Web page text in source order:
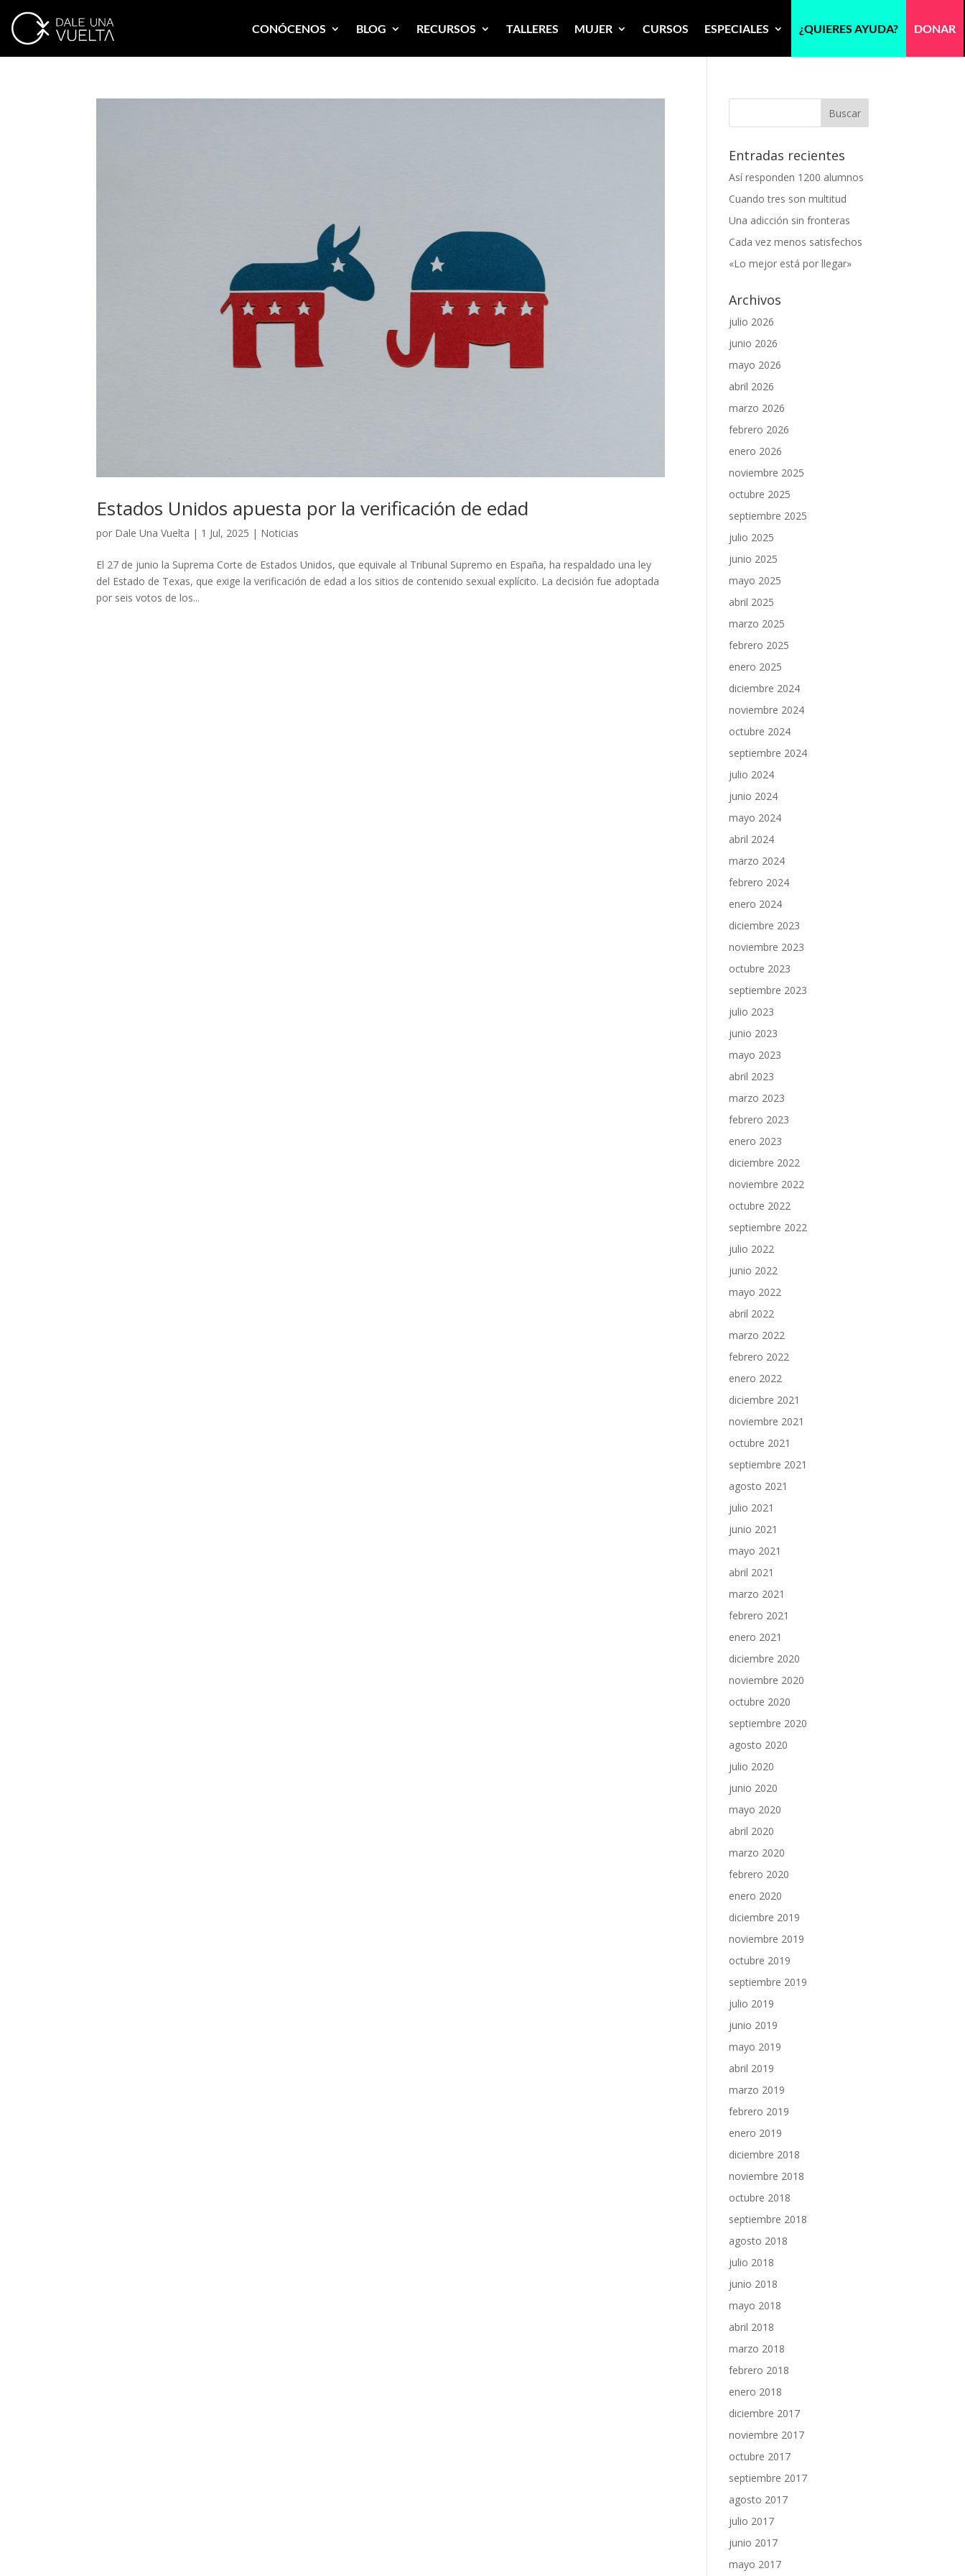
CONÓCENOS BLOG RECURSOS TALLERES MUJER CURSOS ESPECIALES ¿QUIERES AYUDA? DONAR
Estados Unidos apuesta por la verificación de edad
por Dale Una Vuelta | 1 Jul, 2025 | Noticias
El 27 de junio la Suprema Corte de Estados Unidos, que equivale al Tribunal Supremo en España, ha respaldado una ley
del Estado de Texas, que exige la verificación de edad a los sitios de contenido sexual explícito. La decisión fue adoptada
por seis votos de los...
Entradas recientes
Así responden 1200 alumnos
Cuando tres son multitud
Una adicción sin fronteras
Cada vez menos satisfechos
«Lo mejor está por llegar»
Archivos
julio 2026
junio 2026
mayo 2026
abril 2026
marzo 2026
febrero 2026
enero 2026
noviembre 2025
octubre 2025
septiembre 2025
julio 2025
junio 2025
mayo 2025
abril 2025
marzo 2025
febrero 2025
enero 2025
diciembre 2024
noviembre 2024
octubre 2024
septiembre 2024
julio 2024
junio 2024
mayo 2024
abril 2024
marzo 2024
febrero 2024
enero 2024
diciembre 2023
noviembre 2023
octubre 2023
septiembre 2023
julio 2023
junio 2023
mayo 2023
abril 2023
marzo 2023
febrero 2023
enero 2023
diciembre 2022
noviembre 2022
octubre 2022
septiembre 2022
julio 2022
junio 2022
mayo 2022
abril 2022
marzo 2022
febrero 2022
enero 2022
diciembre 2021
noviembre 2021
octubre 2021
septiembre 2021
agosto 2021
julio 2021
junio 2021
mayo 2021
abril 2021
marzo 2021
febrero 2021
enero 2021
diciembre 2020
noviembre 2020
octubre 2020
septiembre 2020
agosto 2020
julio 2020
junio 2020
mayo 2020
abril 2020
marzo 2020
febrero 2020
enero 2020
diciembre 2019
noviembre 2019
octubre 2019
septiembre 2019
julio 2019
junio 2019
mayo 2019
abril 2019
marzo 2019
febrero 2019
enero 2019
diciembre 2018
noviembre 2018
octubre 2018
septiembre 2018
agosto 2018
julio 2018
junio 2018
mayo 2018
abril 2018
marzo 2018
febrero 2018
enero 2018
diciembre 2017
noviembre 2017
octubre 2017
septiembre 2017
agosto 2017
julio 2017
junio 2017
mayo 2017